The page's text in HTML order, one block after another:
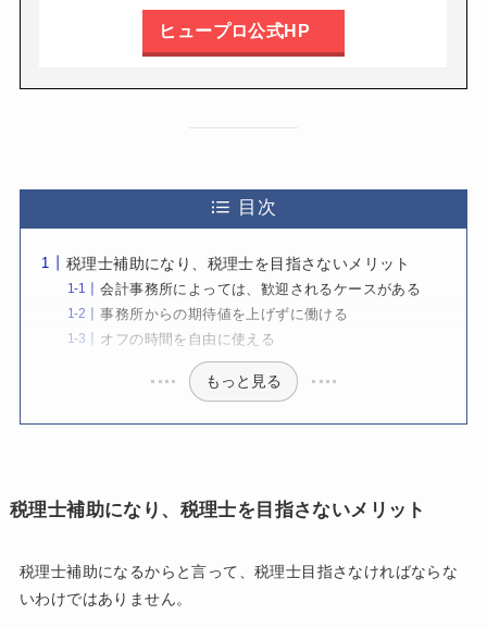
ヒュープロ公式HP
目次
税理士補助になり、税理士を目指さないメリット
会計事務所によっては、歓迎されるケースがある
事務所からの期待値を上げずに働ける
オフの時間を自由に使える
もっと見る
税理士補助になり、税理士を目指さないメリット
税理士補助になるからと言って、税理士目指さなければならな
いわけではありません。